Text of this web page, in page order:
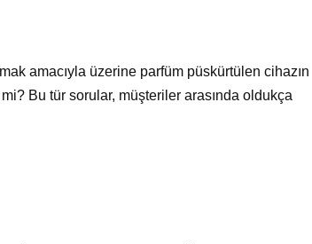
amacıyla üzerine parfüm püskürtülen cihazın
mi? Bu tür sorular, müşteriler arasında oldukça